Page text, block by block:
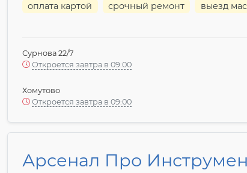
оплата картой срочный ремонт выезд
Сурнова 22/7
Откроется завтра в 09:00
Хомутово
Откроется завтра в 09:00
Арсенал Про